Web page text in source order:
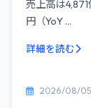
売上高は
円（YoY ...
詳細を読む
2026/08/05